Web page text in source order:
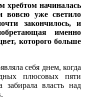
хребтом начиналась
вовсю уже светило
закончилось, и
именно
которого больше
себя днем, когда
плюсовых пяти
власть над